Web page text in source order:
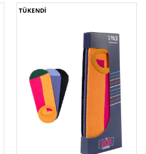
TÜKENDİ